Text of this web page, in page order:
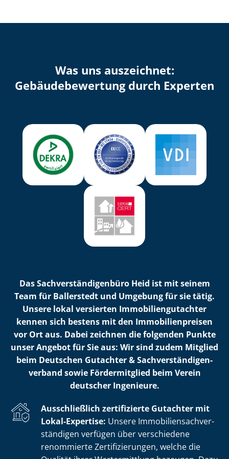
Was uns auszeichnet:
Ge­bäu­de­be­wer­tung durch Experten
Das Sach­ver­stän­di­gen­bü­ro Heid ist mit seinem
Team für Ballerstedt und Umgebung für sie tätig.
Unsere lokal versierten Im­mo­bi­li­en­gut­ach­ter
kennen sich bestens mit den Im­mo­bi­li­en­prei­sen
vor Ort aus. Dabei zeichnen die folgenden Punkte
unser Angebot für Sie aus: Wir sind zudem Mitglied
beim Deutschen Gutachter & Sach­ver­stän­di­gen­
ver­band sowie Fördermitglied beim Verein
deutscher Ingenieure.
Ausschließlich zertifizierte Gutachter mit
Lokal-Expertise: Unsere Im­mo­bi­li­en­sach­ver­
stän­di­gen verfügen über verschiedene
renommierte Zer­ti­fi­zie­run­gen, welche die